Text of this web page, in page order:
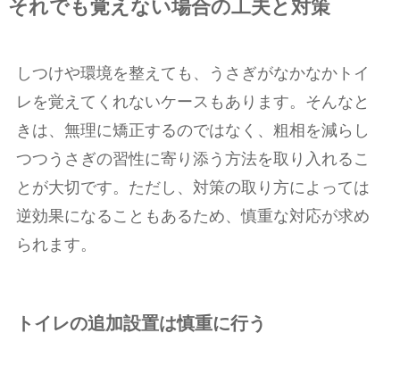
それでも覚えない場合の工夫と対策
しつけや環境を整えても、うさぎがなかなかトイ
レを覚えてくれないケースもあります。そんなと
きは、無理に矯正するのではなく、粗相を減らし
つつうさぎの習性に寄り添う方法を取り入れるこ
とが大切です。ただし、対策の取り方によっては
逆効果になることもあるため、慎重な対応が求め
られます。
トイレの追加設置は慎重に行う